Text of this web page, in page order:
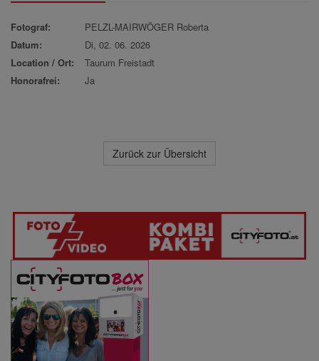
Fotograf:
PELZL-MAIRWÖGER Roberta
Datum:
Di, 02. 06. 2026
Location / Ort:
Taurum Freistadt
Honorafrei:
Ja
Zurück zur Übersicht